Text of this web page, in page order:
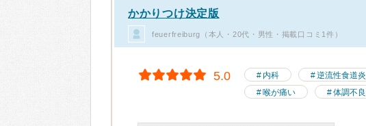
かかりつけ決定版
feuerfreiburg（本人・20代・男性・掲載口コミ1件）
5.0 内科 逆流性食道炎
喉が痛い
体調不良